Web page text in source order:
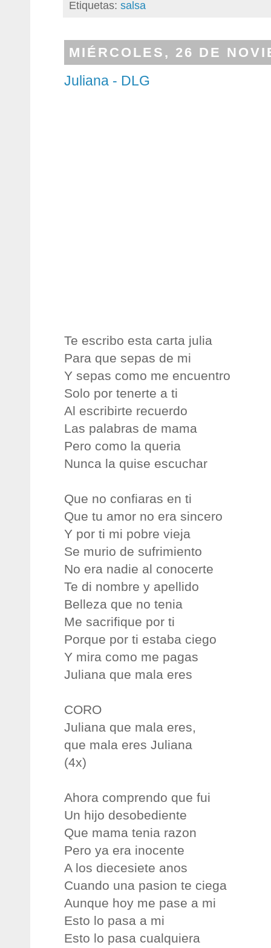
Etiquetas: salsa
MIÉRCOLES, 26 DE
Juliana - DLG
Te escribo esta carta julia
Para que sepas de mi
Y sepas como me encuentro
Solo por tenerte a ti
Al escribirte recuerdo
Las palabras de mama
Pero como la queria
Nunca la quise escuchar
Que no confiaras en ti
Que tu amor no era sincero
Y por ti mi pobre vieja
Se murio de sufrimiento
No era nadie al conocerte
Te di nombre y apellido
Belleza que no tenia
Me sacrifique por ti
Porque por ti estaba ciego
Y mira como me pagas
Juliana que mala eres
CORO
Juliana que mala eres,
que mala eres Juliana
(4x)
Ahora comprendo que fui
Un hijo desobediente
Que mama tenia razon
Pero ya era inocente
A los diecesiete anos
Cuando una pasion te ciega
Aunque hoy me pase a mi
Esto lo pasa a mi
Esto lo pasa cualquiera